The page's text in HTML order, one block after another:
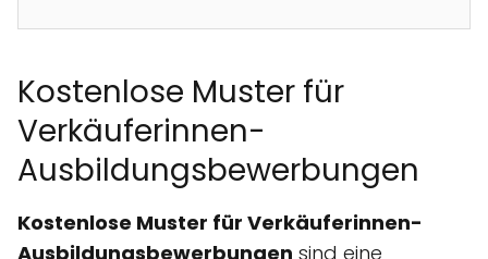
Kostenlose Muster für
Verkäuferinnen-
Ausbildungsbewerbungen
Kostenlose Muster für Verkäuferinnen-
Ausbildungsbewerbungen sind eine